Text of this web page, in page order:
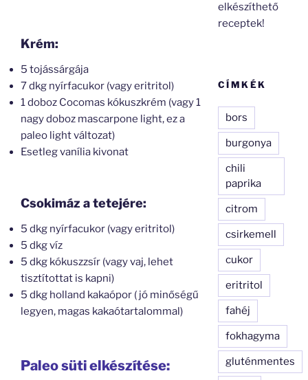
Krém:
5 tojássárgája
7 dkg nyírfacukor (vagy eritritol)
1 doboz Cocomas kókuszkrém (vagy 1
nagy doboz mascarpone light, ez a
paleo light változat)
Esetleg vanília kivonat
Csokimáz a tetejére:
5 dkg nyírfacukor (vagy eritritol)
5 dkg víz
5 dkg kókuszzsír (vagy vaj, lehet
tisztítottat is kapni)
5 dkg holland kakaópor ( jó minőségű
legyen, magas kakaótartalommal)
Paleo süti elkészítése:
elkészíthető
receptek!
CÍMKÉK
bors
burgonya
chili
paprika
citrom
csirkemell
cukor
eritritol
fahéj
fokhagyma
gluténmentes